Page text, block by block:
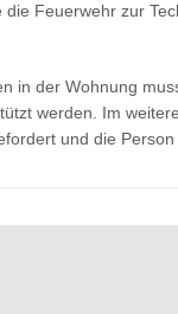
Feuerwehr zur
in der Wohnung
werden. Im
und die